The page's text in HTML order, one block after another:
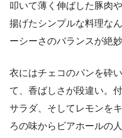
叩いて薄く伸ばした豚肉
揚げたシンプルな料理な
ーシーさのバランスが絶妙
衣にはチェコのパンを砕
て、香ばしさが段違い。
サラダ、そしてレモンを
ろの味からビアホールの